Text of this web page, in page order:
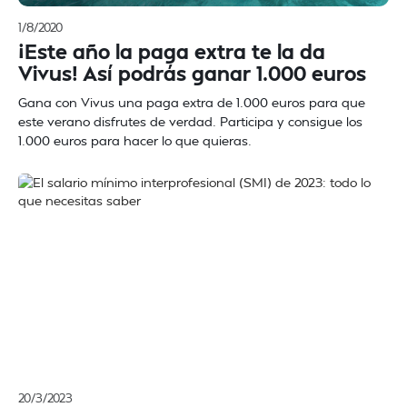
1/8/2020
¡Este año la paga extra te la da
Vivus! Así podrás ganar 1.000 euros
Gana con Vivus una paga extra de 1.000 euros para que
este verano disfrutes de verdad. Participa y consigue los
1.000 euros para hacer lo que quieras.
20/3/2023